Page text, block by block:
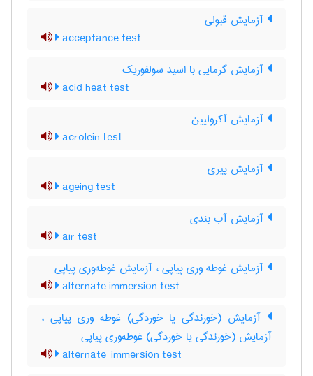
آزمایش قبولی
acceptance test
آزمایش گرمایی با اسید سولفوریک
acid heat test
آزمایش آکرولیین
acrolein test
آزمایش پیری
ageing test
آزمایش آب بندی
air test
آزمایش غوطه وری پیاپی ، آزمایش غوطه‌وری پیاپی
alternate immersion test
آزمایش (خورندگی یا خوردگی) غوطه وری پیاپی ،
آزمایش (خورندگی یا خوردگی) غوطه‌وری پیاپی
alternate-immersion test